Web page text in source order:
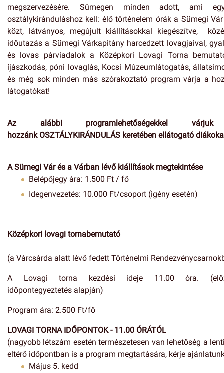
megszervezésére. Sümegen minden adott, ami
osztálykiránduláshoz kell: élő történelem órák a Sümegi
közt, látványos, megújult kiállításokkal kiegészítve,
időutazás a Sümegi Várkapitány harcedzett lovagjaival,
és lovas párviadalok a Középkori Lovagi Torna
íjászkodás, póni lovaglás, Kocsi Múzeumlátogatás,
és még sok minden más szórakoztató program várja a
látogatókat!
Az alábbi programlehetőségekkel
hozzánk OSZTÁLYKIRÁNDULÁS keretében ellátogató
A Sümegi Vár és a Várban lévő kiállítások megtekintése
Belépőjegy ára: 1.500 Ft / fő
Idegenvezetés: 10.000 Ft/csoport (igény esetén)
Középkori lovagi tornabemutató
(a Várcsárda alatt lévő fedett Történelmi
A Lovagi torna kezdési ideje 11.00 óra.
időpontegyeztetés alapján)
Program ára: 2.500 Ft/fő
LOVAGI TORNA IDŐPONTOK - 11.00 ÓRÁTÓL
(nagyobb létszám esetén természetesen van lehetőség a
eltérő időpontban is a program megtartására, kérje
Május 5. kedd